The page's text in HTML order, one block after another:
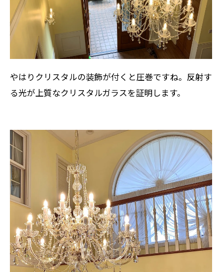
やはりクリスタルの装飾が付くと圧巻ですね。反射す
る光が上質なクリスタルガラスを証明します。